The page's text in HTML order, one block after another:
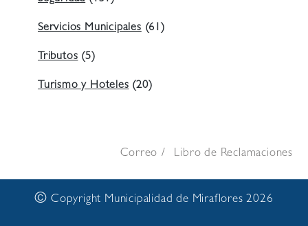
Servicios Municipales (61)
Tributos (5)
Turismo y Hoteles (20)
Correo Libro de Reclamaciones
© Copyright Municipalidad de Miraflores 2026